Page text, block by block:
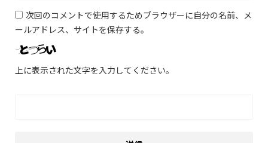
次回のコメントで使用するためブラウザーに自分の名前、メ
ールアドレス、サイトを保存する。
上に表示された文字を入力してください。